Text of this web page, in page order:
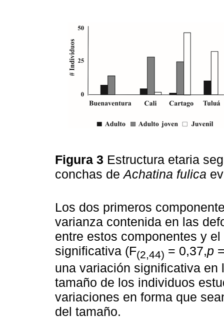
Figura 3 Estructura etaria
conchas deAchatina fulica
Los dos primeros
varianza contenida en las
entre estos componentes y
significativa (F(2,44) = 0,37,p
una variación significativa en
tamaño de los individuos
variaciones en forma que
del tamaño.